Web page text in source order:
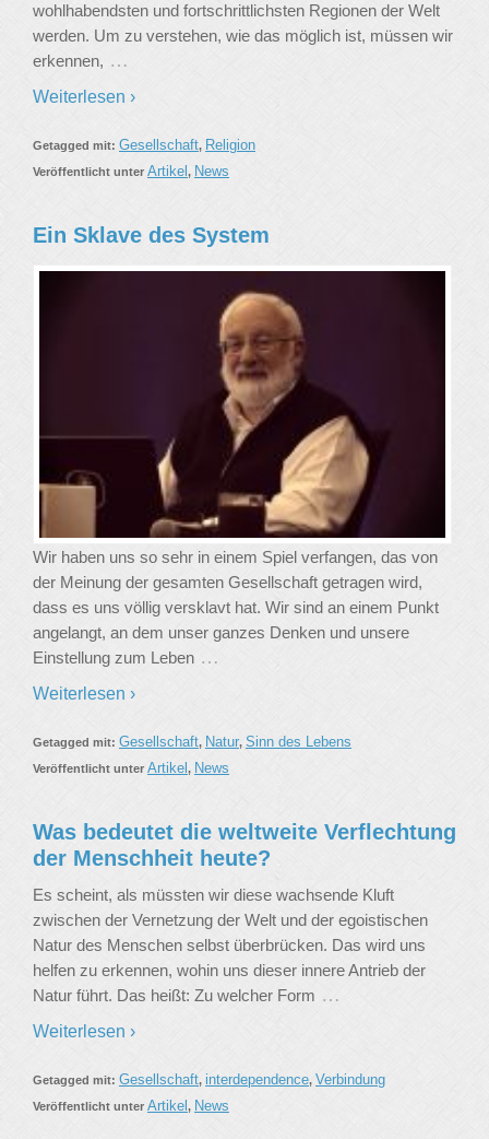
wohlhabendsten und fortschrittlichsten Regionen der Welt
werden. Um zu verstehen, wie das möglich ist, müssen wir
erkennen, …
Weiterlesen ›
Getagged mit: Gesellschaft, Religion
Veröffentlicht unter Artikel , News
Ein Sklave des System
Wir haben uns so sehr in einem Spiel verfangen, das von
der Meinung der gesamten Gesellschaft getragen wird,
dass es uns völlig versklavt hat. Wir sind an einem Punkt
angelangt, an dem unser ganzes Denken und unsere
Einstellung zum Leben …
Weiterlesen ›
Getagged mit: Gesellschaft, Natur, Sinn des Lebens
Veröffentlicht unter Artikel , News
Was bedeutet die weltweite Verflechtung
der Menschheit heute?
Es scheint, als müssten wir diese wachsende Kluft
zwischen der Vernetzung der Welt und der egoistischen
Natur des Menschen selbst überbrücken. Das wird uns
helfen zu erkennen, wohin uns dieser innere Antrieb der
Natur führt. Das heißt: Zu welcher Form …
Weiterlesen ›
Getagged mit: Gesellschaft, interdependence, Verbindung
Veröffentlicht unter Artikel , News